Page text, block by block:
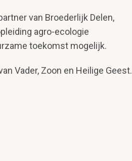
van Broederlijk Delen,
agro-ecologie
toekomst mogelijk.
Vader, Zoon en Heilige Geest.